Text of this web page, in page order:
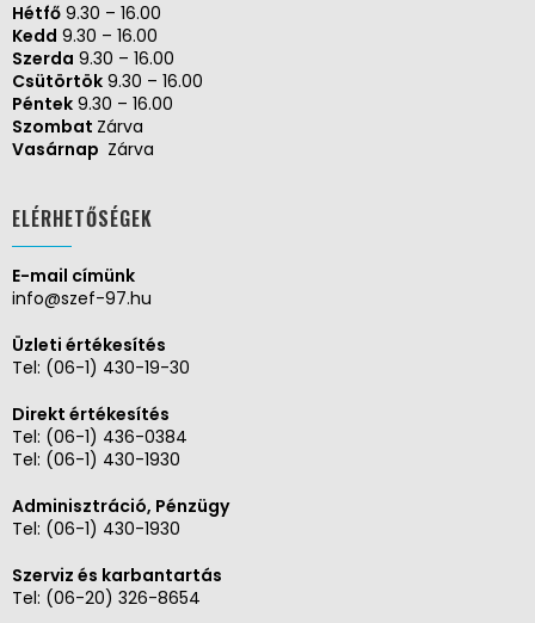
Hétfő 9.30 – 16.00
Kedd 9.30 – 16.00
Szerda 9.30 – 16.00
Csütörtök 9.30 – 16.00
Péntek 9.30 – 16.00
Szombat Zárva
Vasárnap Zárva
ELÉRHETŐSÉGEK
E-mail címünk
info@szef-97.hu
Üzleti értékesítés
Tel: (06-1) 430-19-30
Direkt értékesítés
Tel: (06-1) 436-0384
Tel: (06-1) 430-1930
Adminisztráció, Pénzügy
Tel: (06-1) 430-1930
Szerviz és karbantartás
Tel: (06-20) 326-8654